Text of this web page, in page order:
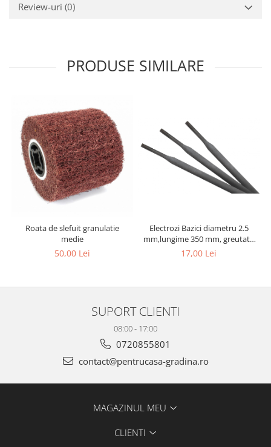
Review-uri (0)
PRODUSE SIMILARE
Roata de slefuit granulatie
medie
50,00 Lei
Electrozi Bazici diametru 2.5
mm,lungime 350 mm, greutate
1 kg
17,00 Lei
SUPORT CLIENTI
08:00 - 17:00
0720855801
contact@pentrucasa-gradina.ro
MAGAZINUL MEU
CLIENTI